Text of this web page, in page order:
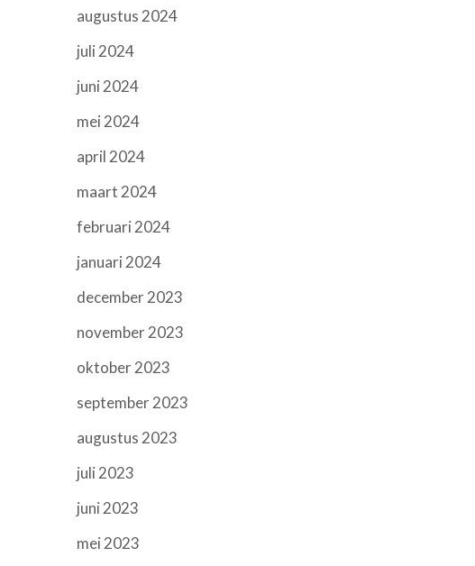
augustus 2024
juli 2024
juni 2024
mei 2024
april 2024
maart 2024
februari 2024
januari 2024
december 2023
november 2023
oktober 2023
september 2023
augustus 2023
juli 2023
juni 2023
mei 2023